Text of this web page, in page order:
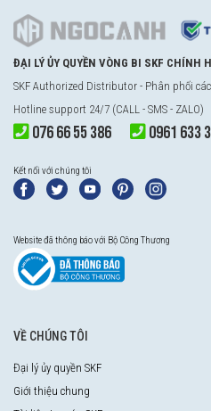
ĐẠI LÝ ỦY QUYỀN VÒNG BI SKF CHÍNH
SKF Authorized Distributor - Phân phối
Hotline support 24/7 (CALL - SMS - ZALO)
076 66 55 386 0961 633
Kết nối với chúng tôi
Website đã thông báo với Bộ Công Thương
VỀ CHÚNG TÔI
Đại lý ủy quyền SKF
Giới thiệu chung